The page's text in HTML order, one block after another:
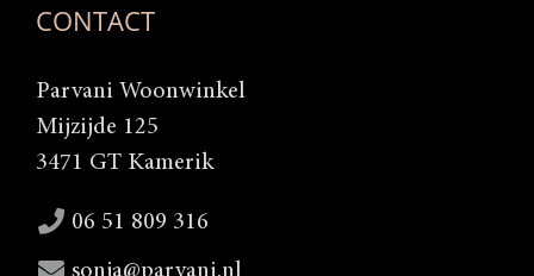
CONTACT
Parvani Woonwinkel
Mijzijde 125
3471 GT Kamerik
06 51 809 316
sonja@parvani.nl